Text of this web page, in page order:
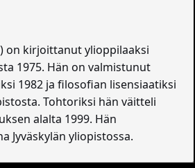
on kirjoittanut ylioppilaaksi
1975. Hän on valmistunut
1982 ja filosofian lisensiaatiksi
Tohtoriksi hän väitteli
alalta 1999. Hän
Jyväskylän yliopistossa.